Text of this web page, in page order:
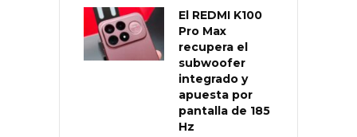
El REDMI K100
Pro Max
recupera el
subwoofer
integrado y
apuesta por
pantalla de 185
Hz